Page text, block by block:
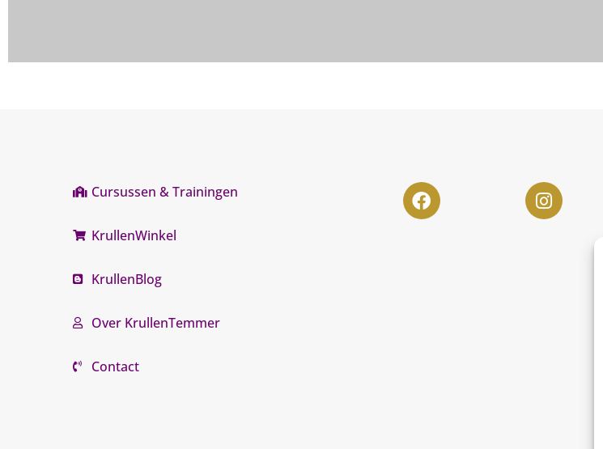
Cursussen & Trainingen
KrullenWinkel
KrullenBlog
Over KrullenTemmer
Contact